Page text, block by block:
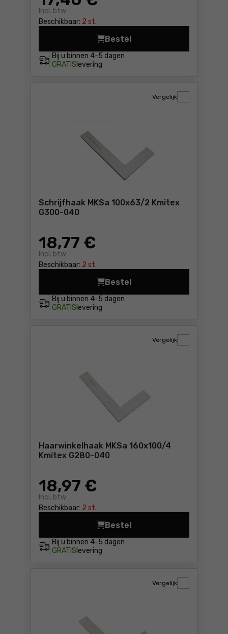
Incl. btw
Beschikbaar: 2 st.
Bij u binnen 4-5 dagen
GRATIS levering
Bestel
Schrijfhaak MKSa 100x63/2 Kmitex
G300-040
18,77 €
Incl. btw
Beschikbaar: 2 st.
Vergelijk
Bij u binnen 4-5 dagen
GRATIS levering
Bestel
Haarwinkelhaak MKSa 160x100/4
Kmitex G280-040
18,97 €
Incl. btw
Beschikbaar: 2 st.
Vergelijk
Bij u binnen 4-5 dagen
GRATIS levering
Bestel
Haarwinkelhaak MKSa
Vergelijk